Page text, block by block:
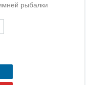
рыбалки